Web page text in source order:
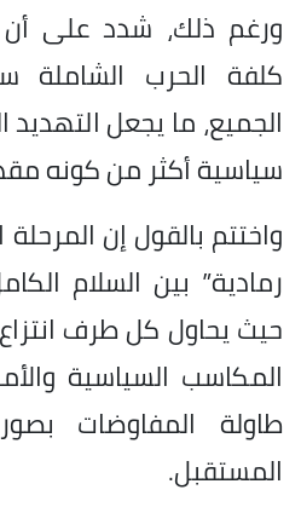
ورغم ذلك، شدد على أن
كلفة الحرب
الجميع، ما يجعل
سياسية أكثر من كونه
واختتم بالقول إن
رمادية” بين السلام
حيث يحاول كل طرف
المكاسب السياسية
طاولة المفاوضات
المستقبل.